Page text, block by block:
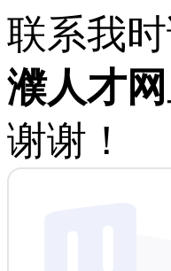
联系我
濮人才网
谢谢！